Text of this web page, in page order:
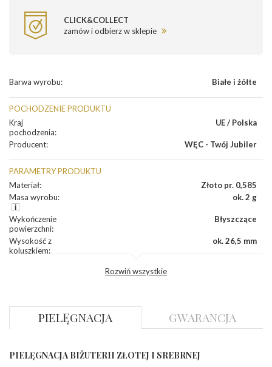
CLICK&COLLECT
zamów i odbierz w sklepie
Barwa wyrobu: Białe i żółte
POCHODZENIE PRODUKTU
Kraj
pochodzenia:
UE / Polska
Producent: WĘC - Twój Jubiler
PARAMETRY PRODUKTU
Materiał:
Złoto pr. 0,585
Masa wyrobu: ok. 2 g
Wykończenie
powierzchni:
Błyszczące
Wysokość z
koluszkiem:
ok. 26,5 mm
Brylantowy okrągły
Liczba
0.040 ct - 2 szt.
diamentów
Rozwiń wszystkie
PIELĘGNACJA GWARANCJA
PIELĘGNACJA BIŻUTERII ZŁOTEJ I SREBRNEJ